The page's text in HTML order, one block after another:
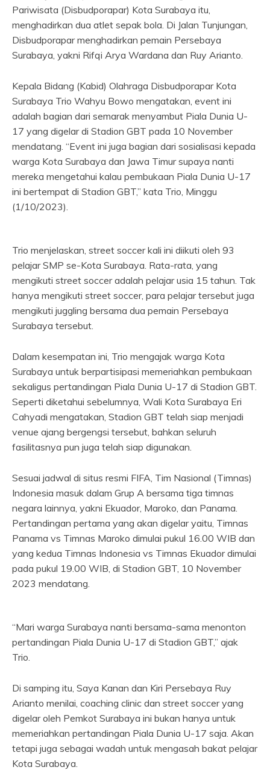
Pariwisata (Disbudporapar) Kota Surabaya itu,
menghadirkan dua atlet sepak bola. Di Jalan Tunjungan,
Disbudporapar menghadirkan pemain Persebaya
Surabaya, yakni Rifqi Arya Wardana dan Ruy Arianto.
Kepala Bidang (Kabid) Olahraga Disbudporapar Kota
Surabaya Trio Wahyu Bowo mengatakan, event ini
adalah bagian dari semarak menyambut Piala Dunia U-
17 yang digelar di Stadion GBT pada 10 November
mendatang. “Event ini juga bagian dari sosialisasi kepada
warga Kota Surabaya dan Jawa Timur supaya nanti
mereka mengetahui kalau pembukaan Piala Dunia U-17
ini bertempat di Stadion GBT,” kata Trio, Minggu
(1/10/2023).
Trio menjelaskan, street soccer kali ini diikuti oleh 93
pelajar SMP se-Kota Surabaya. Rata-rata, yang
mengikuti street soccer adalah pelajar usia 15 tahun. Tak
hanya mengikuti street soccer, para pelajar tersebut juga
mengikuti juggling bersama dua pemain Persebaya
Surabaya tersebut.
Dalam kesempatan ini, Trio mengajak warga Kota
Surabaya untuk berpartisipasi memeriahkan pembukaan
sekaligus pertandingan Piala Dunia U-17 di Stadion GBT.
Seperti diketahui sebelumnya, Wali Kota Surabaya Eri
Cahyadi mengatakan, Stadion GBT telah siap menjadi
venue ajang bergengsi tersebut, bahkan seluruh
fasilitasnya pun juga telah siap digunakan.
Sesuai jadwal di situs resmi FIFA, Tim Nasional (Timnas)
Indonesia masuk dalam Grup A bersama tiga timnas
negara lainnya, yakni Ekuador, Maroko, dan Panama.
Pertandingan pertama yang akan digelar yaitu, Timnas
Panama vs Timnas Maroko dimulai pukul 16.00 WIB dan
yang kedua Timnas Indonesia vs Timnas Ekuador dimulai
pada pukul 19.00 WIB, di Stadion GBT, 10 November
2023 mendatang.
“Mari warga Surabaya nanti bersama-sama menonton
pertandingan Piala Dunia U-17 di Stadion GBT,” ajak
Trio.
Di samping itu, Saya Kanan dan Kiri Persebaya Ruy
Arianto menilai, coaching clinic dan street soccer yang
digelar oleh Pemkot Surabaya ini bukan hanya untuk
memeriahkan pertandingan Piala Dunia U-17 saja. Akan
tetapi juga sebagai wadah untuk mengasah bakat pelajar
Kota Surabaya.